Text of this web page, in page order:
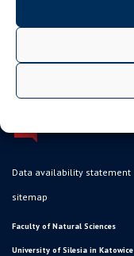
Data availability statement
sitemap
Faculty of Natural Sciences
University of Silesia in Katowice